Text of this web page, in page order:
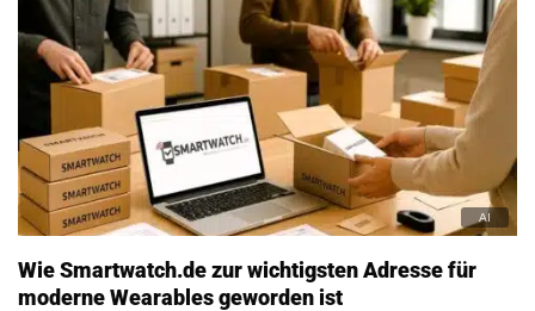
Wie Smartwatch.de zur wichtigsten Adresse für
moderne Wearables geworden ist